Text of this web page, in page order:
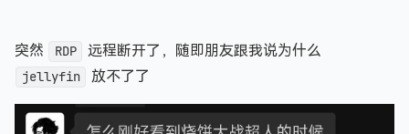
突然 RDP 远程断开了，随即朋友跟我说为什么
jellyfin 放不了了